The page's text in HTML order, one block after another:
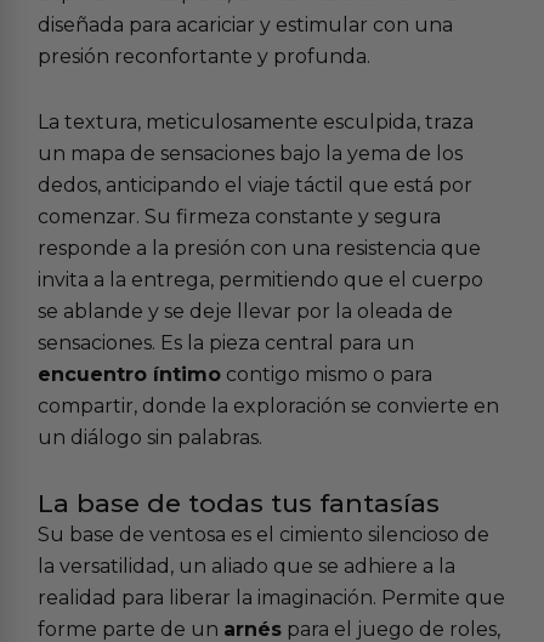
diseñada para acariciar y estimular con una
presión reconfortante y profunda.
La textura, meticulosamente esculpida, traza
un mapa de sensaciones bajo la yema de los
dedos, anticipando el viaje táctil que está por
comenzar. Su firmeza constante y segura
responde a la presión con una resistencia que
invita a la entrega, permitiendo que el cuerpo
se ablande y se deje llevar por la oleada de
sensaciones. Es la pieza central para un
encuentro íntimo contigo mismo o para
compartir, donde la exploración se convierte en
un diálogo sin palabras.
La base de todas tus fantasías
Su base de ventosa es el cimiento silencioso de
la versatilidad, un aliado que se adhiere a la
realidad para liberar la imaginación. Permite que
forme parte de un arnés para el juego de roles,